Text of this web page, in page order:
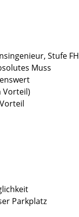
Stufe FH
Muss
Vorteil)
Parkplatz